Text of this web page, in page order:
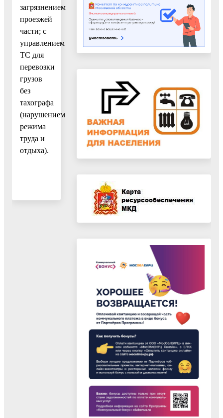
загрязнением
проезжей
части; с
управлением
ТС для
перевозки
грузов
без
тахографа
(нарушением
режима
труда и
отдыха).